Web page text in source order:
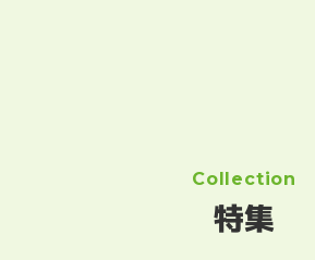
Collection
特集